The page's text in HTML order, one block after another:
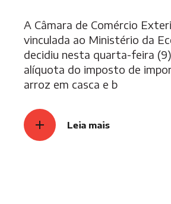
A Câmara de Comércio
vinculada ao Ministério da
decidiu nesta quarta-feira
alíquota do imposto de
arroz em casca e b
Leia mais